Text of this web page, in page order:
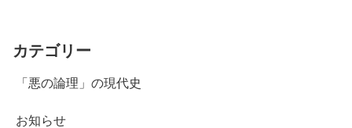
カテゴリー
「悪の論理」の現代史
お知らせ